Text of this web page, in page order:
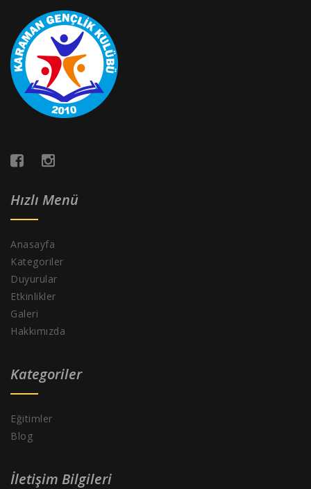
Hızlı Menü
Anasayfa
Kategoriler
Duyurular
Etkinlikler
Galeri
Hakkımızda
Kategoriler
Eğitimler
Blog
İletişim Bilgileri